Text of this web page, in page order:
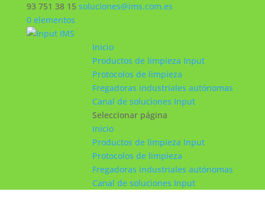
93 751 38 15 soluciones@ims.com.es
0 elementos
Inicio
Productos de limpieza Input
Protocolos de limpieza
Fregadoras industriales autónomas
Canal de soluciones Input
Seleccionar página
Inicio
Productos de limpieza Input
Protocolos de limpieza
Fregadoras industriales autónomas
Canal de soluciones Input